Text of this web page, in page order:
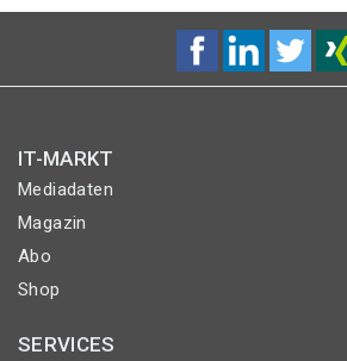
IT-MARKT
Mediadaten
Magazin
Abo
Shop
SERVICES